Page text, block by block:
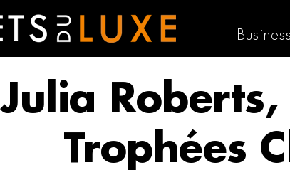
Business
Julia
Trophées